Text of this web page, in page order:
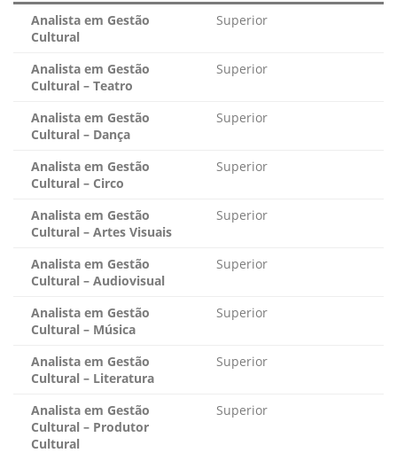
Analista em Gestão
Cultural
Superior
Analista em Gestão
Cultural – Teatro
Superior
Analista em Gestão
Cultural – Dança
Superior
Analista em Gestão
Cultural – Circo
Superior
Analista em Gestão
Cultural – Artes Visuais
Superior
Analista em Gestão
Cultural – Audiovisual
Superior
Analista em Gestão
Cultural – Música
Superior
Analista em Gestão
Cultural – Literatura
Superior
Analista em Gestão
Cultural – Produtor
Cultural
Superior